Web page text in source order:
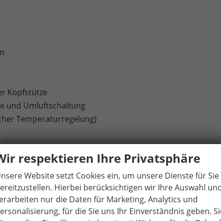
Kopfstütze
und Umluftschaltung
Temperaturregelung)
/ Bluetooth-Schnittstelle mit integrierter
für die Aktivierung von SEAT CONNECT mit kostenloser
respektieren Ihre Privatsphäre
Website setzt Cookies ein, um unsere Dienste für Sie
Hierbei berücksichtigen wir Ihre Auswahl
nur die Daten für Marketing, Analytics und
für die Sie uns Ihr Einverständnis geben.